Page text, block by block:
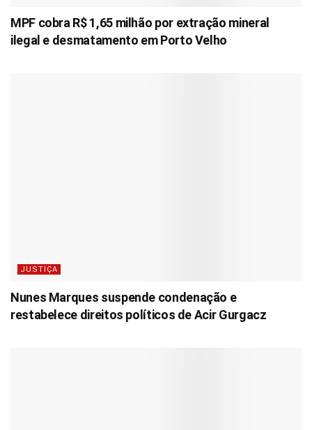
MPF cobra R$ 1,65 milhão por extração mineral
ilegal e desmatamento em Porto Velho
JUSTIÇA
Nunes Marques suspende condenação e
restabelece direitos políticos de Acir Gurgacz